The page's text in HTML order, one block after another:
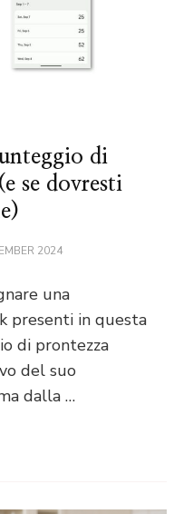
di
se dovresti
2024
una
presenti in questa
di prontezza
del suo
dalla …